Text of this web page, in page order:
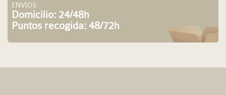
ENVÍOS:
Domicilio: 24/48h
Puntos recogida: 48/72h